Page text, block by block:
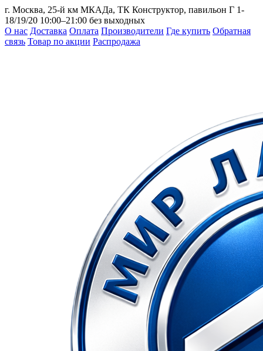
г. Москва, 25-й км МКАДа, ТК Конструктор, павильон Г 1-
18/19/20 10:00–21:00 без выходных
О нас Доставка Оплата Производители Где купить Обратная
связь Товар по акции Распродажа